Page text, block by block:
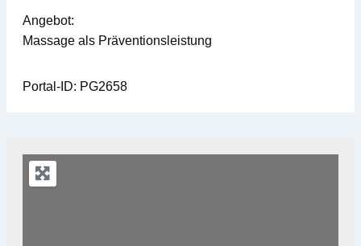
Angebot:
Massage als Präventionsleistung
Portal-ID: PG2658